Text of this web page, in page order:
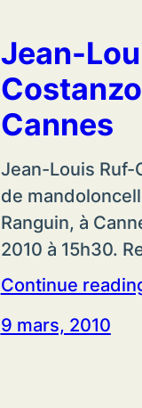
Jean-
Cannes
Jean-Louis
de
Ranguin, à
2010 à 15h30.
Continue
9 mars, 2010